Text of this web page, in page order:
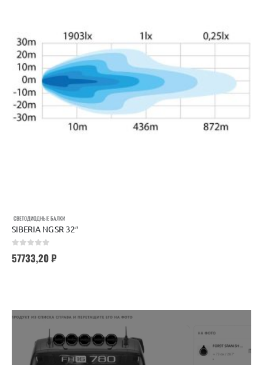
СВЕТОДИОДНЫЕ БАЛКИ
SIBERIA NG SR 32″
57733,20₽